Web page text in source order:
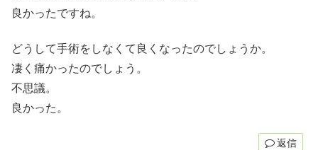
良かったですね。
どうして手術をしなくて良くなったのでしょうか。
凄く痛かったのでしょう。
不思議。
良かった。
返信